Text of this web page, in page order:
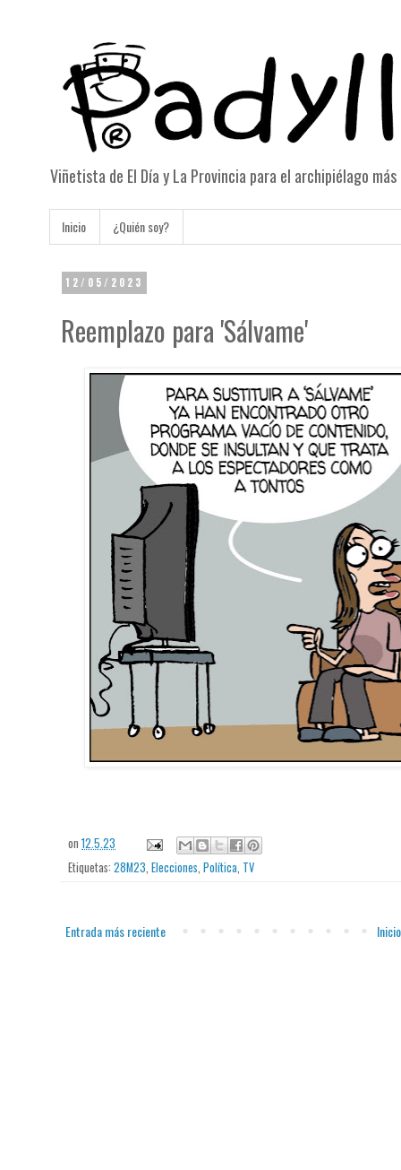
Viñetista de El Día y La Provincia para el archipiélago
Inicio ¿Quién soy?
12/05/2023
Reemplazo para 'Sálvame'
on12.5.23
Etiquetas:28M23,Elecciones,Política, TV
Entrada más reciente Inicio